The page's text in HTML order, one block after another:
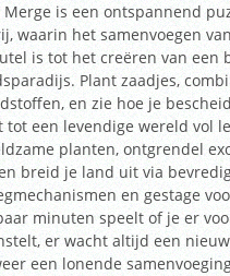
Merge is een ontspannend
waarin het samenvoegen
is tot het creëren van een
Plant zaadjes,
en zie hoe je
tot een levendige wereld vol
planten, ontgrendel
breid je land uit via
en gestage
minuten speelt of je er
er wacht altijd een
een lonende